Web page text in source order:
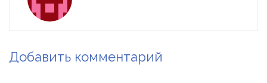
Добавить комментарий